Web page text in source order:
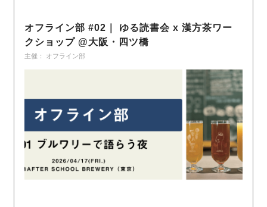
オフライン部 #02｜ ゆる読書会 x 漢方茶ワー
クショップ @大阪・四ツ橋
主催： オフライン部